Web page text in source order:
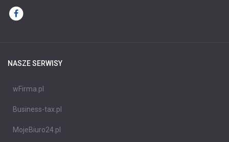
NASZE SERWISY
wFirma.pl
Business-tax.pl
MojeBiuro24.pl